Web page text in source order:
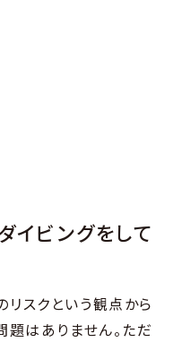
イビングをして
スクという観点から
題はありません。ただ